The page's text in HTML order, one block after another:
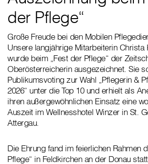
der Pflege“
Große Freude bei den Mobilen
Unsere langjährige Mitarbeiterin Christa
wurde beim „Fest der Pflege“ der
Oberösterreicherin ausgezeichnet. Sie
Publikumsvoting zur Wahl „Pflegerin &
2026“ unter die Top 10 und erhielt als
ihren außergewöhnlichen Einsatz eine
Auszeit im Wellnesshotel Winzer in St.
Attergau.
Die Ehrung fand im feierlichen Rahmen
Pflege“ in Feldkirchen an der Donau